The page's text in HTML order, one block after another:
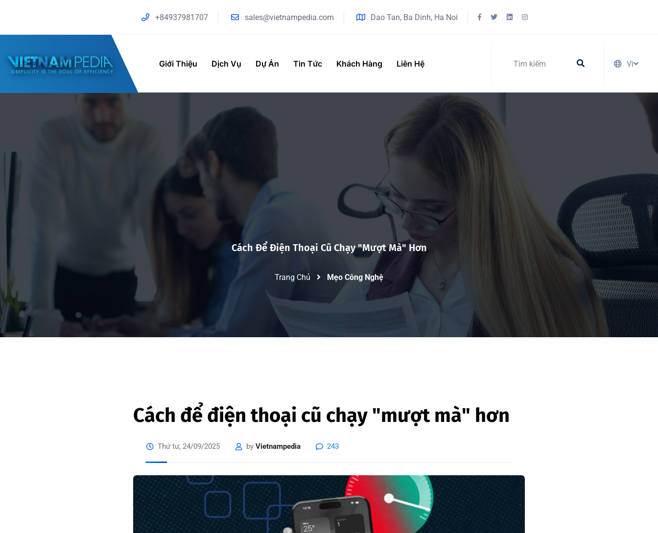
+84937981707 sales@vietnampedia.com Dao Tan, Ba Dinh, Ha Noi
Giới Thiệu Dịch Vụ Dự Án Tin Tức Khách Hàng Liên Hệ Vi
Cách Để Điện Thoại Cũ Chạy "mượt Mà" Hơn
Trang Chủ Mẹo Công Nghệ
Cách để điện thoại cũ chạy "mượt mà" hơn
Thứ tư, 24/09/2025 by Vietnampedia 243